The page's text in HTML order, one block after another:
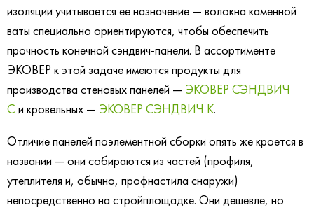
изоляции учитывается ее назначение — волокна каменной
ваты специально ориентируются, чтобы обеспечить
прочность конечной сэндвич-панели. В ассортименте
ЭКОВЕР к этой задаче имеются продукты для
производства стеновых панелей — ЭКОВЕР СЭНДВИЧ
С и кровельных — ЭКОВЕР СЭНДВИЧ К.
Отличие панелей поэлементной сборки опять же кроется в
названии — они собираются из частей (профиля,
утеплителя и, обычно, профнастила снаружи)
непосредственно на стройплощадке. Они дешевле, но